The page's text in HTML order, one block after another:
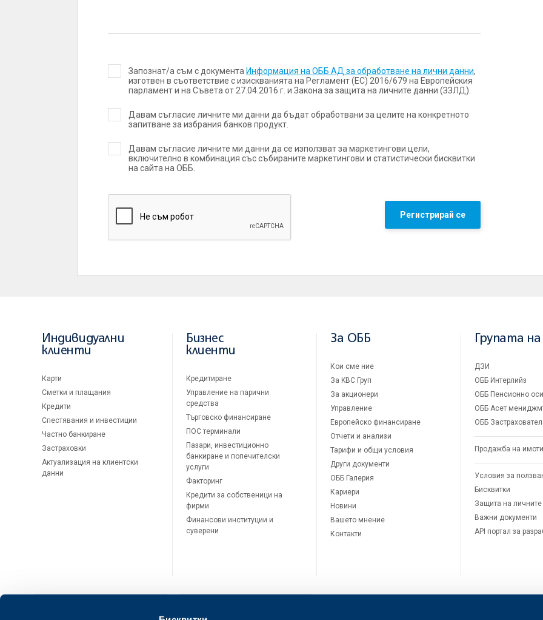
Запознат/а съм с документа Информация на ОББ АД за обработване на лични данни,
изготвен в съответствие с изискванията на Регламент (ЕС) 2016/679 на Европейския
парламент и на Съвета от 27.04.2016 г. и Закона за защита на личните данни (ЗЗЛД).
Давам съгласие личните ми данни да бъдат обработвани за целите на конкретното
запитване за избрания банков продукт.
Давам съгласие личните ми данни да се използват за маркетингови цели,
включително в комбинация със събираните маркетингови и статистически бисквитки
на сайта на ОББ.
Регистрирай се
Индивидуални
клиенти
Карти
Сметки и плащания
Кредити
Спестявания и инвестиции
Частно банкиране
Застраховки
Актуализация на клиентски
данни
Бизнес
клиенти
Кредитиране
Управление на парични
средства
Търговско финансиране
ПОС терминали
Пазари, инвестиционно
банкиране и попечителски
услуги
Факторинг
Кредити за собственици на
фирми
Финансови институции и
суверени
За ОББ
Кои сме ние
За KBC Груп
За акционери
Управление
Европейско финансиране
Отчети и анализи
Тарифи и общи условия
Други документи
ОББ Галерия
Кариери
Новини
Вашето мнение
Контакти
Групата на
ДЗИ
ОББ Интерлийз
ОББ Пенсионно
ОББ Асет
ОББ
Продажба на имоти
Условия за
Бисквитки
Защита на
Важни документи
API портал за